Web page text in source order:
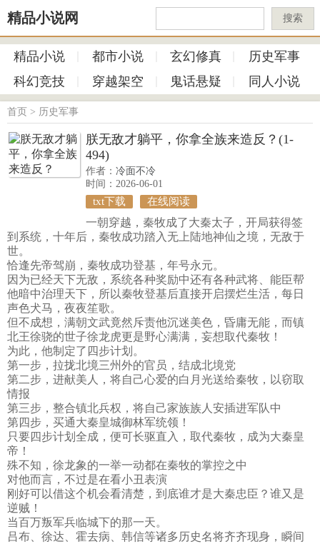
精品小说网 搜索
精品小说 都市小说 玄幻修真
历史军事
科幻竞技
穿越架空 鬼话悬疑 同人小说
首页 > 历史军事
朕无敌才躺平，你拿全族来造反？(1-
494)
作者： 冷面不冷
时间：2026-06-01
txt下载 在线阅读
一朝穿越，秦牧成了大秦太子，开局获得签
到系统，十年后，秦牧成功踏入无上陆地神仙之境，无敌于
世。
恰逢先帝驾崩，秦牧成功登基，年号永元。
因为已经天下无敌，系统各种奖励中还有各种武将、能臣帮
他暗中治理天下，所以秦牧登基后直接开启摆烂生活，每日
声色犬马，夜夜笙歌。
但不成想，满朝文武竟然斥责他沉迷美色，昏庸无能，而镇
北王徐骁的世子徐龙虎更是野心满满，妄想取代秦牧！
为此，他制定了四步计划。
第一步，拉拢北境三州外的官员，结成北境党
第二步，进献美人，将自己心爱的白月光送给秦牧，以窃取
情报
第三步，整合镇北兵权，将自己家族族人安插进军队中
第四步，买通大秦皇城御林军统领！
只要四步计划全成，便可长驱直入，取代秦牧，成为大秦皇
帝！
殊不知，徐龙象的一举一动都在秦牧的掌控之中
对他而言，不过是在看小丑表演
刚好可以借这个机会看清楚，到底谁才是大秦忠臣？谁又是
逆贼！
当百万叛军兵临城下的那一天。
吕布、徐达、霍去病、韩信等诸多历史名将齐齐现身，瞬间